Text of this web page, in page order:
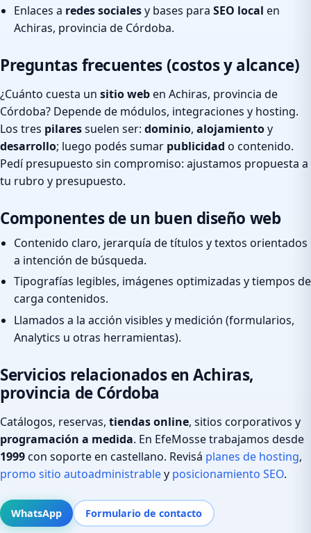
Enlaces a redes socialesy bases para SEO local en
Achiras, provincia de Córdoba.
Preguntas frecuentes (costos y alcance)
¿Cuánto cuesta un sitio weben Achiras, provincia de
Córdoba? Depende de módulos, integraciones y hosting.
Los tres pilaressuelen ser: dominio, alojamientoy
desarrollo; luego podés sumar publicidad o contenido.
Pedí presupuesto sin compromiso: ajustamos propuesta a
tu rubro y presupuesto.
Componentes de un buen diseño web
Contenido claro, jerarquía de títulos y textos orientados
a intención de búsqueda.
Tipografías legibles, imágenes optimizadas y tiempos de
carga contenidos.
Llamados a la acción visibles y medición (formularios,
Analytics u otras herramientas).
Servicios relacionados en Achiras,
provincia de Córdoba
Catálogos, reservas, tiendas online, sitios corporativos y
programación a medida. En EfeMosse trabajamos desde
1999con soporte en castellano. Revisá planes de hosting,
promo sitio autoadministrabley posicionamiento SEO.
WhatsApp Formulario de contacto